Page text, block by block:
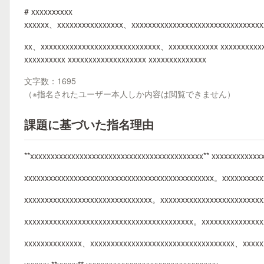
# xxxxxxxxxx
xxxxxx、xxxxxxxxxxxxxxxx、
xx、xxxxxxxxxxxxxxxxxxxxxxxxxxxxx、xxxxxxxxxxxx
xxxxxxxxxx xxxxxxxxxxxxxxxxxxx xxxxxxxxxxxxxx
文字数：1695
（※指名されたユーザー本人しか内容は閲覧できません）
課題に基づいた指名理由
**xxxxxxxxxxxxxxxxxxxxxxxxxxxxxxxxxxxxxxxxxx**
xxxxxxxxxxxxxxxxxxxxxxxxxxxxxxxxxxxxxxxxxxxxxx。
xxxxxxxxxxxxxxxxxxxxxxxxxxxxxxx。
xxxxxxxxxxxxxxxxxxxxxxxxxxxxxxxxxxxxxxxxx。
xxxxxxxxxxxxxx、xxxxxxxxxxxxxxxxxxxxxxxxxxxxxxxxxxx、